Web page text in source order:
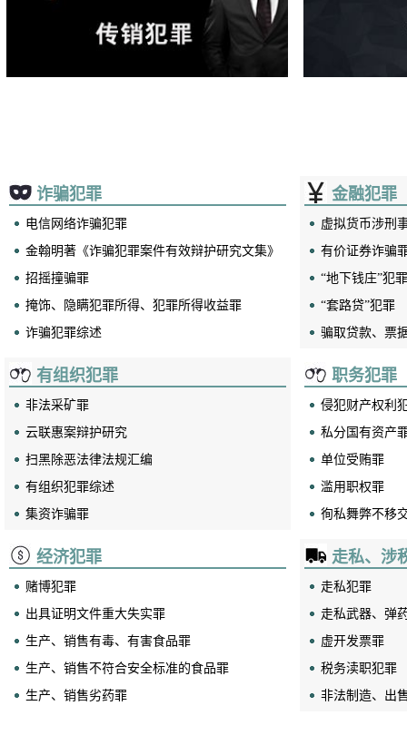
诈骗犯罪
电信网络诈骗犯罪
金翰明著《诈骗犯罪案件有效辩护研究文集》
招摇撞骗罪
掩饰、隐瞒犯罪所得、犯罪所得收益罪
诈骗犯罪综述
诈骗罪
金融犯罪
虚拟货币涉刑
有价证券诈骗
“地下钱庄”犯罪
“套路贷”犯罪
骗取贷款、票
曾杰著《金融
证券犯罪
有组织犯罪
非法采矿罪
云联惠案辩护研究
扫黑除恶法律法规汇编
有组织犯罪综述
集资诈骗罪
组织、领导传销活动罪
非法吸收公众存款罪
职务犯罪
侵犯财产权利
私分国有资产
单位受贿罪
滥用职权罪
徇私舞弊不移
利用影响力受
徇私枉法罪
经济犯罪
赌博犯罪
出具证明文件重大失实罪
生产、销售有毒、有害食品罪
生产、销售不符合安全标准的食品罪
生产、销售劣药罪
走私、涉
走私犯罪
走私武器、弹
虚开发票罪
税务渎职犯罪
非法制造、出